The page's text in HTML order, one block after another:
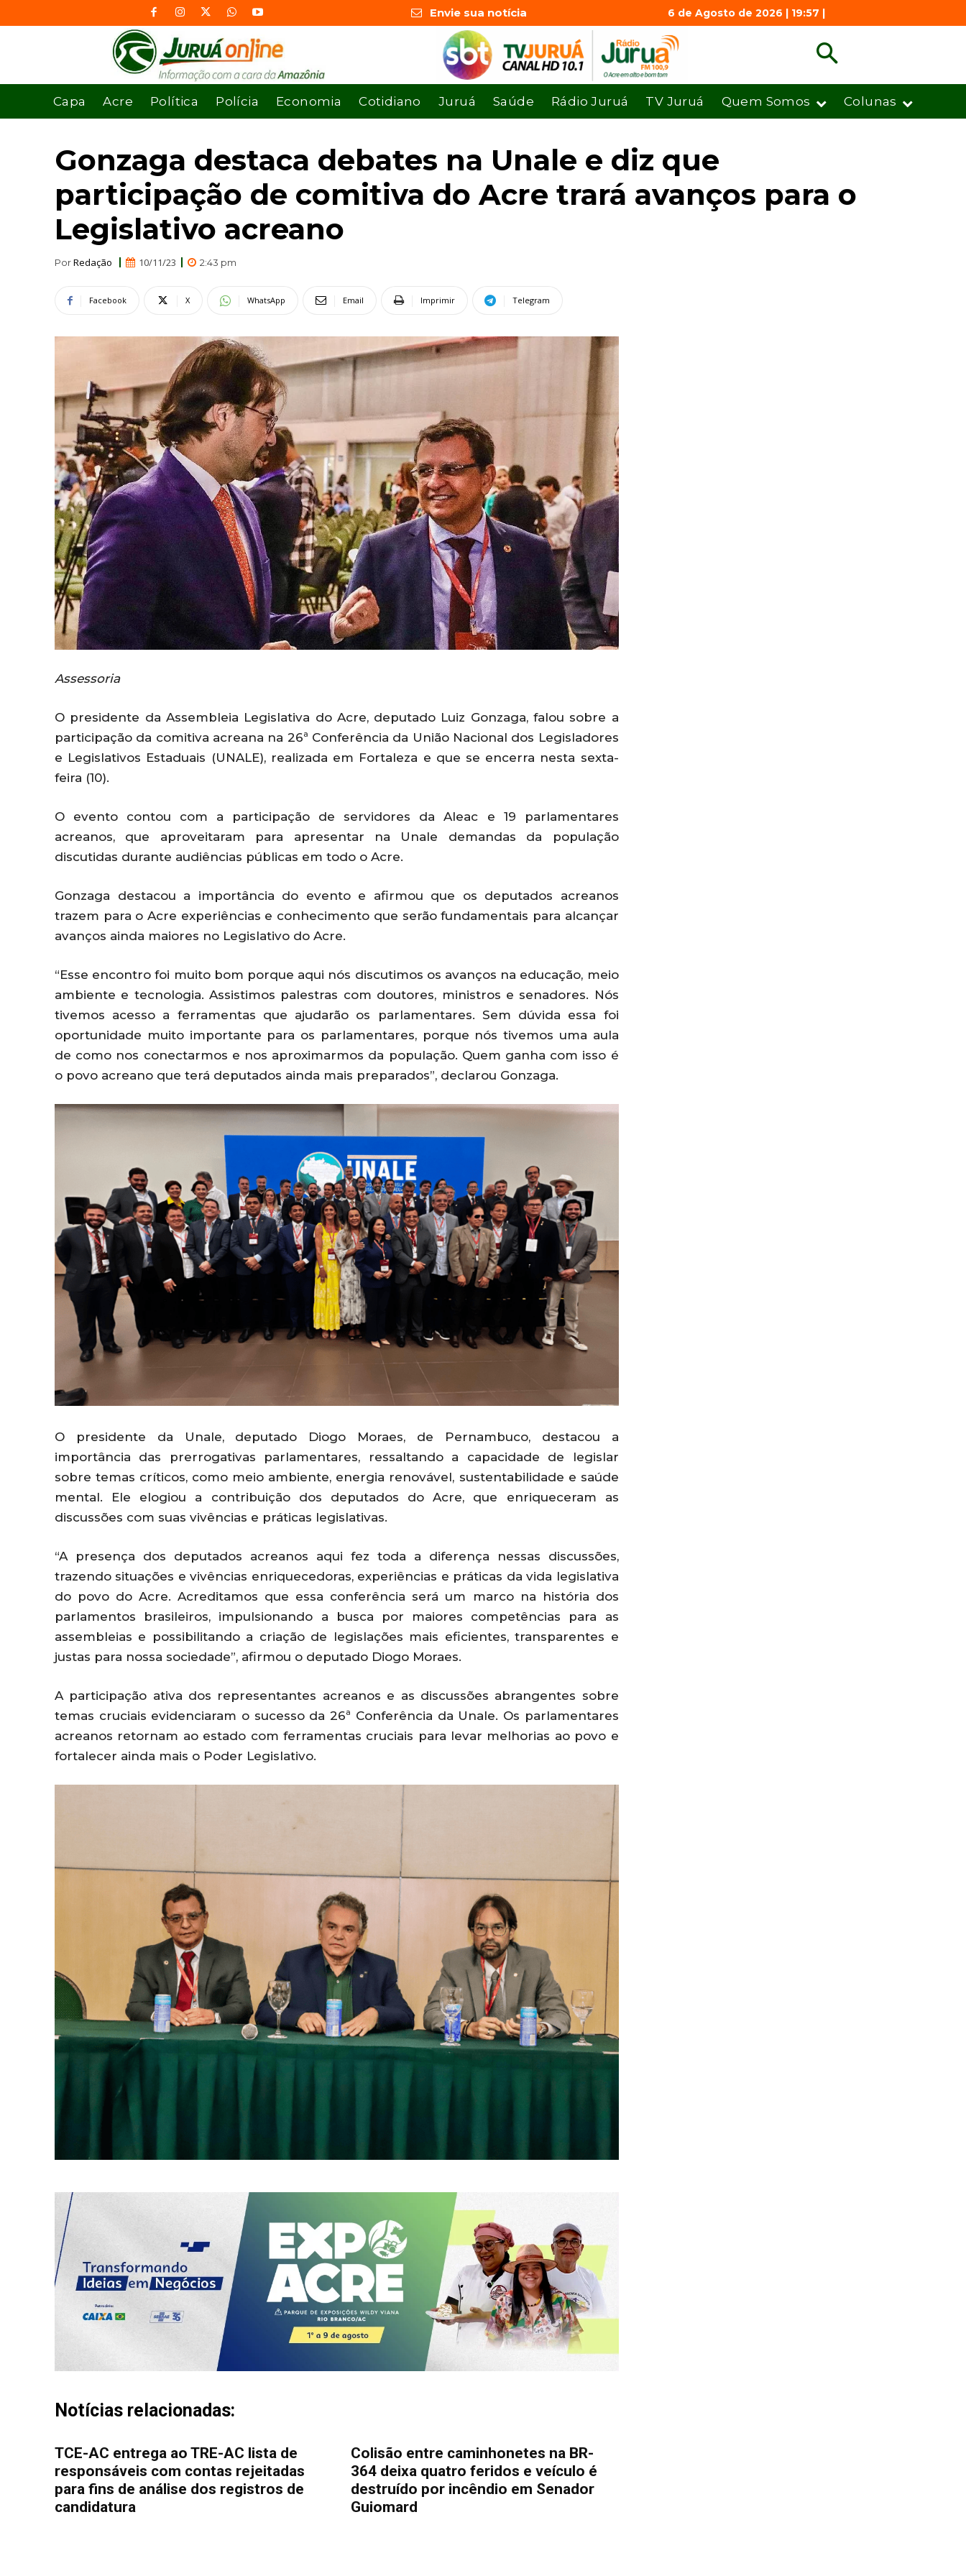
Envie sua notícia 6 de Agosto de 2026 | 19:57 |
Capa Acre Política Polícia Economia Cotidiano Juruá Saúde Rádio Juruá TV Juruá Quem Somos Colunas
Gonzaga destaca debates na Unale e diz que
participação de comitiva do Acre trará avanços para o
Legislativo acreano
PorRedação 10/11/23 2:43 pm
Facebook X WhatsApp Email Imprimir Telegram
Assessoria
O presidente da Assembleia Legislativa do Acre, deputado Luiz Gonzaga, falou sobre a
participação da comitiva acreana na 26ª Conferência da União Nacional dos Legisladores
e Legislativos Estaduais (UNALE), realizada em Fortaleza e que se encerra nesta sexta-
feira (10).
O evento contou com a participação de servidores da Aleac e 19 parlamentares
acreanos, que aproveitaram para apresentar na Unale demandas da população
discutidas durante audiências públicas em todo o Acre.
Gonzaga destacou a importância do evento e afirmou que os deputados acreanos
trazem para o Acre experiências e conhecimento que serão fundamentais para alcançar
avanços ainda maiores no Legislativo do Acre.
“Esse encontro foi muito bom porque aqui nós discutimos os avanços na educação, meio
ambiente e tecnologia. Assistimos palestras com doutores, ministros e senadores. Nós
tivemos acesso a ferramentas que ajudarão os parlamentares. Sem dúvida essa foi
oportunidade muito importante para os parlamentares, porque nós tivemos uma aula
de como nos conectarmos e nos aproximarmos da população. Quem ganha com isso é
o povo acreano que terá deputados ainda mais preparados”, declarou Gonzaga.
O presidente da Unale, deputado Diogo Moraes, de Pernambuco, destacou a
importância das prerrogativas parlamentares, ressaltando a capacidade de legislar
sobre temas críticos, como meio ambiente, energia renovável, sustentabilidade e saúde
mental. Ele elogiou a contribuição dos deputados do Acre, que enriqueceram as
discussões com suas vivências e práticas legislativas.
“A presença dos deputados acreanos aqui fez toda a diferença nessas discussões,
trazendo situações e vivências enriquecedoras, experiências e práticas da vida legislativa
do povo do Acre. Acreditamos que essa conferência será um marco na história dos
parlamentos brasileiros, impulsionando a busca por maiores competências para as
assembleias e possibilitando a criação de legislações mais eficientes, transparentes e
justas para nossa sociedade”, afirmou o deputado Diogo Moraes.
A participação ativa dos representantes acreanos e as discussões abrangentes sobre
temas cruciais evidenciaram o sucesso da 26ª Conferência da Unale. Os parlamentares
acreanos retornam ao estado com ferramentas cruciais para levar melhorias ao povo e
fortalecer ainda mais o Poder Legislativo.
Notícias relacionadas:
TCE-AC entrega ao TRE-AC lista de
responsáveis com contas rejeitadas
para fins de análise dos registros de
candidatura
Colisão entre caminhonetes na BR-
364 deixa quatro feridos e veículo é
destruído por incêndio em Senador
Guiomard